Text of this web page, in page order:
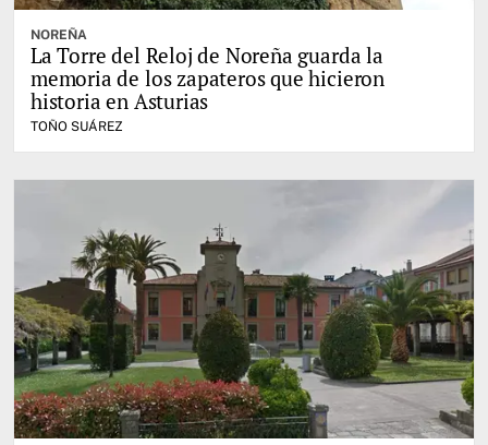
NOREÑA
La Torre del Reloj de Noreña guarda la
memoria de los zapateros que hicieron
historia en Asturias
TOÑO SUÁREZ